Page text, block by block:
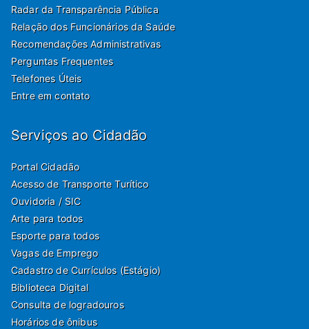
Radar da Transparência Pública
Relação dos Funcionários da Saúde
Recomendações Administrativas
Perguntas Frequentes
Telefones Úteis
Entre em contato
Serviços ao Cidadão
Portal Cidadão
Acesso de Transporte Turítico
Ouvidoria / SIC
Arte para todos
Esporte para todos
Vagas de Emprego
Cadastro de Currículos (Estágio)
Biblioteca Digital
Consulta de logradouros
Horários de ônibus